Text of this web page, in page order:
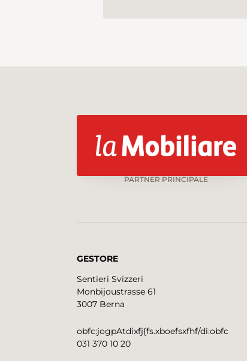
PARTNER PRINCIPALE
GESTORE
Sentieri Svizzeri
Monbijoustrasse 61
3007 Berna
obfc:jogpAtdixfj{fs.xboefsxfhf/di:obfc
031 370 10 20